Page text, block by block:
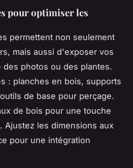
pour optimiser les
permettent non seulement
mais aussi d'exposer vos
photos ou des plantes.
: planches en bois, supports
de base pour perçage.
de bois pour une touche
Ajustez les dimensions aux
pour une intégration